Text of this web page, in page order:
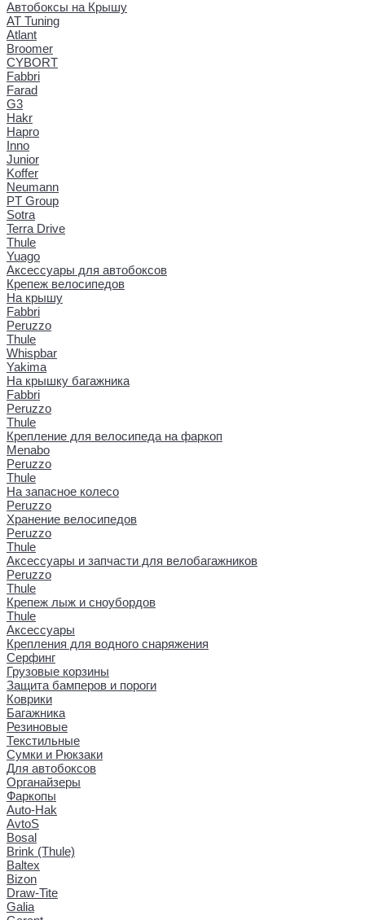
Автобоксы на Крышу
AT Tuning
Atlant
Broomer
CYBORT
Fabbri
Farad
G3
Hakr
Hapro
Inno
Junior
Koffer
Neumann
PT Group
Sotra
Terra Drive
Thule
Yuago
Аксессуары для автобоксов
Крепеж велосипедов
На крышу
Fabbri
Peruzzo
Thule
Whispbar
Yakima
На крышку багажника
Fabbri
Peruzzo
Thule
Крепление для велосипеда на фаркоп
Menabo
Peruzzo
Thule
На запасное колесо
Peruzzo
Хранение велосипедов
Peruzzo
Thule
Аксессуары и запчасти для велобагажников
Peruzzo
Thule
Крепеж лыж и сноубордов
Thule
Аксессуары
Крепления для водного снаряжения
Серфинг
Грузовые корзины
Защита бамперов и пороги
Коврики
Багажника
Резиновые
Текстильные
Сумки и Рюкзаки
Для автобоксов
Органайзеры
Фаркопы
Auto-Hak
AvtoS
Bosal
Brink (Thule)
Baltex
Bizon
Draw-Tite
Galia